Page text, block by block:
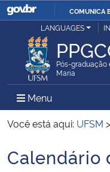
COMUNICA
Ministério da Justiça e
Ministério da Defesa
Ministério das Relações
Ministério da Economia
LANGUAGES
Pós-graduação
Maria
Menu Menu
Você está aqui: UFSM >
Início do conteúdo
Calendário